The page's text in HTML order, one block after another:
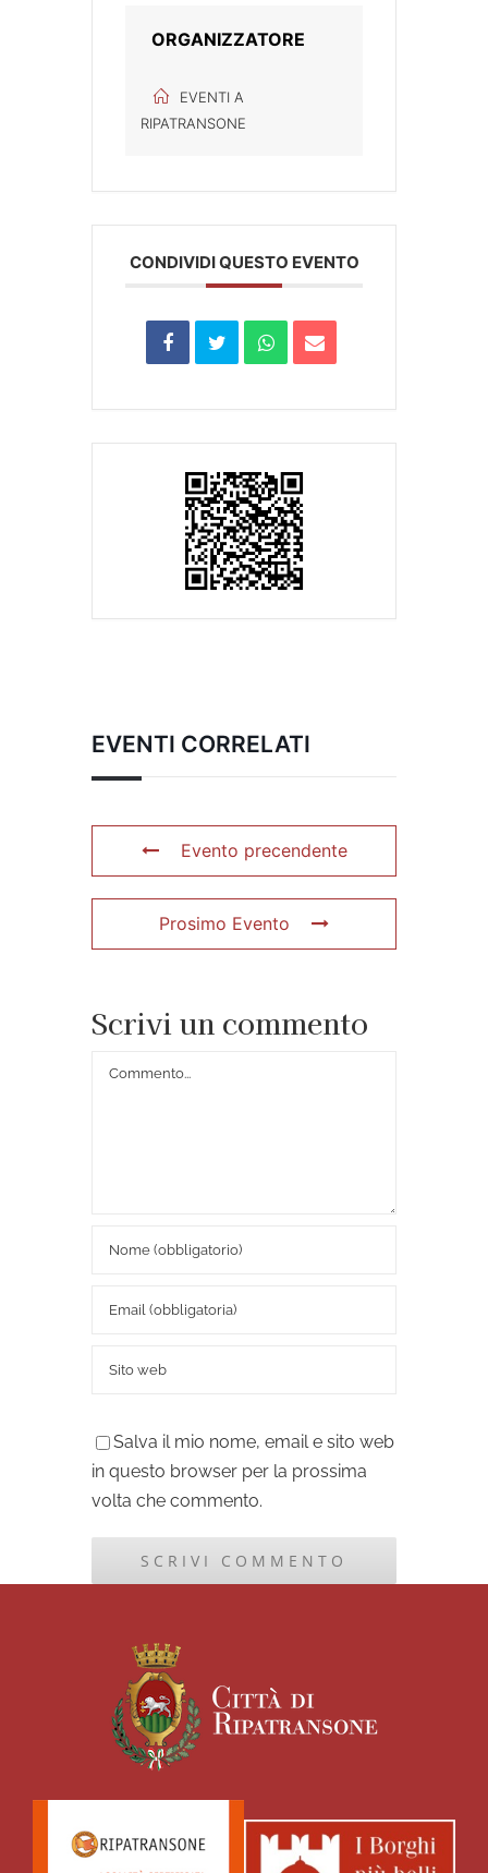
ORGANIZZATORE
EVENTI A
RIPATRANSONE
CONDIVIDI QUESTO EVENTO
EVENTI CORRELATI
Evento precendente
Prosimo Evento
Scrivi un commento
Commento
Salva il mio nome, email e sito web
in questo browser per la prossima
volta che commento.